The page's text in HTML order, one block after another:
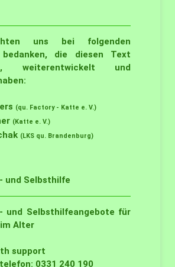
uns bei folgenden
bedanken, die diesen Text
weiterentwickelt und
(qu. Factory - Katte e. V.)
(Katte e. V.)
(LKS qu. Brandenburg)
und Selbsthilfe
und Selbsthilfeangebote für
Alter
support
0331 240 190